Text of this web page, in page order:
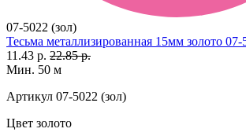
07-5022 (зол)
Тесьма металлизированная 15мм золото 07-
11.43 р. 22.85 р.
Мин. 50 м
Артикул 07-5022 (зол)
Цвет золото